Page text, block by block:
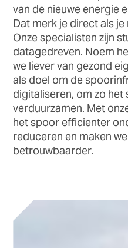
van de nieuwe energie
Dat merk je direct als
Onze specialisten zijn
datagedreven. Noem
we liever van gezond
als doel om de
digitaliseren, om zo
verduurzamen. Met
het spoor efficienter
reduceren en maken
betrouwbaarder.